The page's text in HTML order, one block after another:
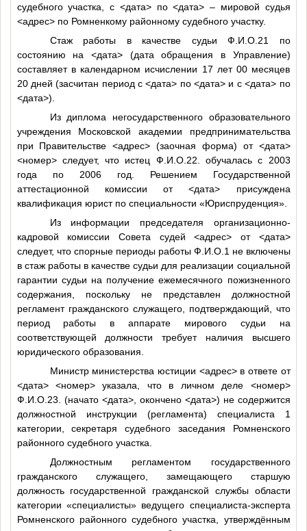
судебного участка, с <дата>по<дата> – мировой судья
<адрес>по Ромненкому районному судебного участку.
Стаж работы в качестве судьи Ф.И.О.21
по
состоянию на <дата>(дата обращения в Управление)
составляет в календарном исчислении 17 лет 00 месяцев
20 дней (засчитан период с<дата> по<дата> и с<дата> по
<дата>).
Из диплома негосударственного образовательного
учреждения Московской академии предпринимательства
при Правительстве<адрес> (заочная форма) от <дата>
<номер>следует, что истец Ф.И.О.22 . обучалась с 2003
года по 2006 год. Решением Государственной
аттестационной комиссии от<дата> присуждена
квалификация юрист по специальности «Юриспруденция».
Из информации председателя организационно-
кадровой комиссии Совета судей<адрес> от <дата>
следует, что спорные периоды работы Ф.И.О.1 не включены
в стаж работы в качестве судьи для реализации социальной
гарантии судьи на получение ежемесячного пожизненного
содержания, поскольку не представлен должностной
регламент гражданского служащего, подтверждающий, что
период работы в аппарате мирового судьи на
соответствующей должности требует наличия высшего
юридического образования.
Министр министерства юстиции <адрес>в ответе от
<дата>
<номер>указала, что в личном деле <номер>
Ф.И.О.23 . (начато <дата>, окончено <дата>) не содержится
должностной инструкции (регламента) специалиста 1
категории, секретаря судебного заседания Ромненского
районного судебного участка.
Должностным регламентом государственного
гражданского служащего, замещающего старшую
должность государственной гражданской службы области
категории «специалисты» ведущего специалиста-эксперта
Ромненского районного судебного участка, утверждённым